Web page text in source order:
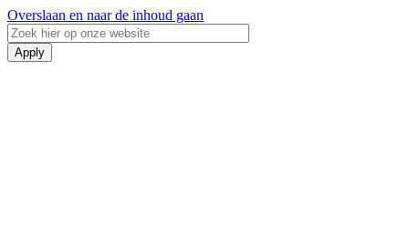
Overslaan en naar de inhoud gaan